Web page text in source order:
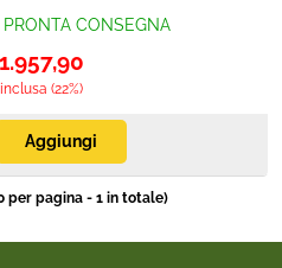
PRONTA CONSEGNA
1.957,90
(22%)
per pagina - 1 in totale)